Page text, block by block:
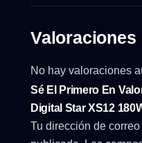
Valoraciones
No hay valoraciones
Sé El Primero En
Digital Star XS12
Tu dirección de